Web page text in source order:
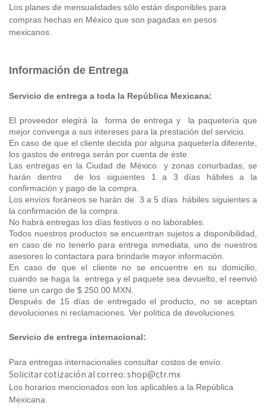
Los planes de mensualidades sólo están disponibles para
compras hechas en México que son pagadas en pesos
mexicanos.
Información de Entrega
Servicio de entrega a toda la República Mexicana:
El proveedor elegirá la forma de entrega y la paquetería que
mejor convenga a sus intereses para la prestación del servicio.
En caso de que el cliente decida por alguna paquetería diferente,
los gastos de entrega serán por cuenta de éste.
Las entregas en la Ciudad de México y zonas conurbadas, se
harán dentro de los siguientes 1 a 3 días hábiles a la
confirmación y pago de la compra.
Los envíos foráneos se harán de 3 a 5 días hábiles siguientes a
la confirmación de la compra.
No habrá entregas los días festivos o no laborables.
Todos nuestros productos se encuentran sujetos a disponibilidad,
en caso de no tenerlo para entrega inmediata, uno de nuestros
asesores lo contactara para brindarle mayor información.
En caso de que el cliente no se encuentre en su domicilio,
cuando se haga la entrega y el paquete sea devuelto, el reenvió
tiene un cargo de $ 250.00 MXN.
Después de 15 días de entregado el producto, no se aceptan
devoluciones ni reclamaciones. Ver política de devoluciones.
Servicio de entrega internacional:
Para entregas internacionales consultar costos de envío.
Solicitar cotización al correo: shop@ctr.mx
Los horarios mencionados son los aplicables a la República
Mexicana.